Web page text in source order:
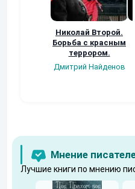
Николай Второй.
Борьба с красным
террором.
Дмитрий Найденов
Мнение
Лучшие книги по мнению